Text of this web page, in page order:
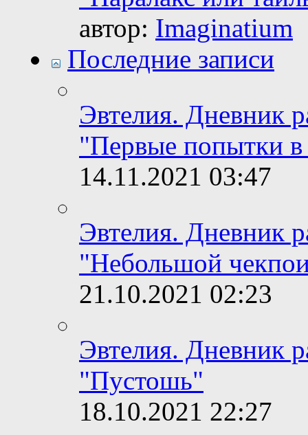
автор: Imaginatium
Последние записи
Эвтелия. Дневник
"Первые попытки
14.11.2021 03:47
Эвтелия. Дневник
"Небольшой
21.10.2021 02:23
Эвтелия. Дневник
"Пустошь"
18.10.2021 22:27